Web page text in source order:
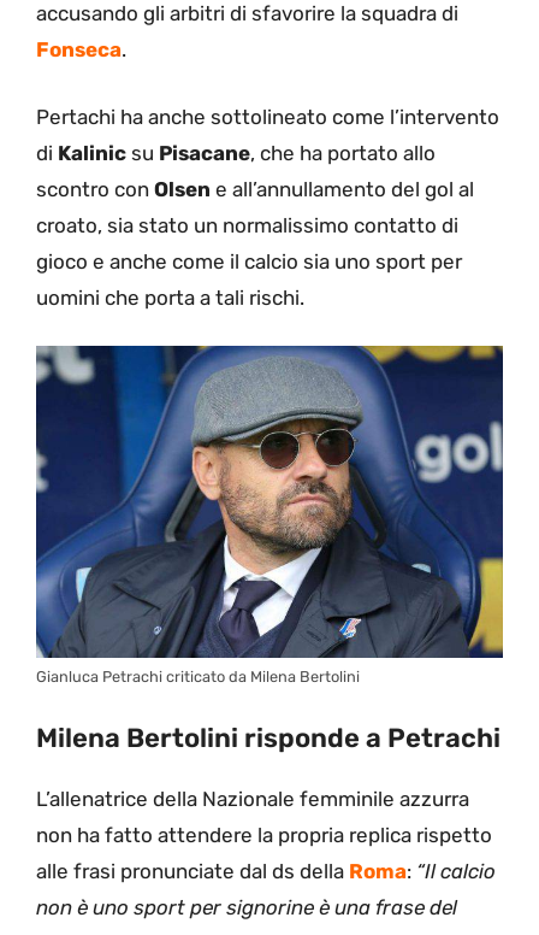
accusando gli arbitri di sfavorire la squadra di
Fonseca.
Pertachi ha anche sottolineato come l’intervento
di Kalinic su Pisacane, che ha portato allo
scontro con Olsen e all’annullamento del gol al
croato, sia stato un normalissimo contatto di
gioco e anche come il calcio sia uno sport per
uomini che porta a tali rischi.
Gianluca Petrachi criticato da Milena Bertolini
Milena Bertolini risponde a Petrachi
L’allenatrice della Nazionale femminile azzurra
non ha fatto attendere la propria replica rispetto
alle frasi pronunciate dal ds della Roma: “Il calcio
non è uno sport per signorine è una frase del